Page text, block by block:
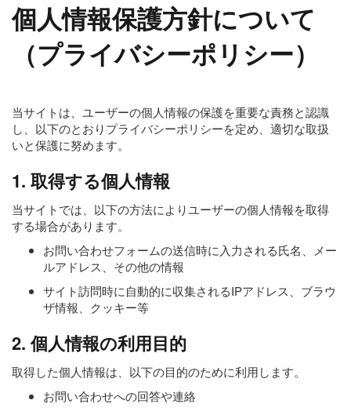
個人情報保護方針について
（プライバシーポリシー）
当サイトは、ユーザーの個人情報の保護を重要な責務と認識
し、以下のとおりプライバシーポリシーを定め、適切な取扱
いと保護に努めます。
1. 取得する個人情報
当サイトでは、以下の方法によりユーザーの個人情報を取得
する場合があります。
お問い合わせフォームの送信時に入力される氏名、メー
ルアドレス、その他の情報
サイト訪問時に自動的に収集されるIPアドレス、ブラウ
ザ情報、クッキー等
2. 個人情報の利用目的
取得した個人情報は、以下の目的のために利用します。
お問い合わせへの回答や連絡